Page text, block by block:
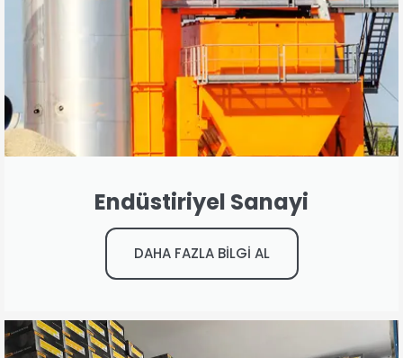
Endüstiriyel Sanayi
DAHA FAZLA BİLGİ AL